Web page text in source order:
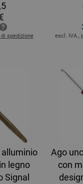
spedizione escl. IVA.,
legno
Signal
Ago
con